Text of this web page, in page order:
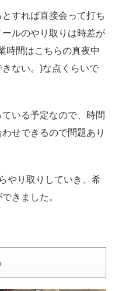
すれば直接会って打ち
ルのやり取りは時差が
時間はこちらの真夜中
ない。)な点くらいで
いる予定なので、時間
せできるので問題あり
やり取りしていき、希
きました。